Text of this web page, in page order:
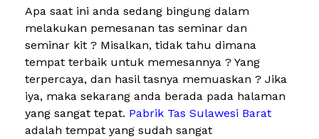
Apa saat ini anda sedang bingung dalam
melakukan pemesanan tas seminar dan
seminar kit ? Misalkan, tidak tahu dimana
tempat terbaik untuk memesannya ? Yang
terpercaya, dan hasil tasnya memuaskan ? Jika
iya, maka sekarang anda berada pada halaman
yang sangat tepat. Pabrik Tas Sulawesi Barat
adalah tempat yang sudah sangat